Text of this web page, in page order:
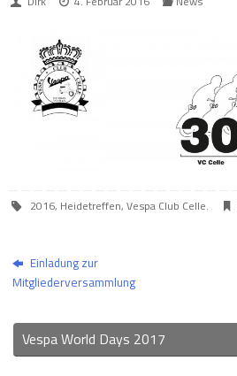
2016, Heidetreffen, Vespa Club Celle.
Einladung zur
Mitgliederversammlung
Vespa World Days 2017